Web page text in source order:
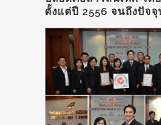
ตั้งแต่ปี 2556 จนถึงปัจ